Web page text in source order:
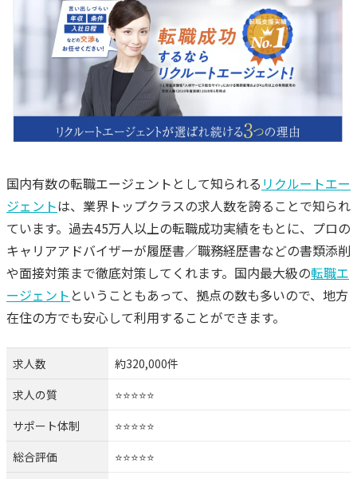
国内有数の転職エージェントとして知られる リクルートエー
ジェントは、業界トップクラスの求人数を誇ることで知られ
ています。過去45万人以上の転職成功実績をもとに、プロの
キャリアアドバイザーが履歴書／職務経歴書などの書類添削
や面接対策まで徹底対策してくれます。国内最大級の転職エ
ージェント ということもあって、拠点の数も多いので、地方
在住の方でも安心して利用することができます。
求人数
約320,000件
求人の質
⭐️⭐️⭐️⭐️⭐️
サポート体制
⭐️⭐️⭐️⭐️⭐️
総合評価
⭐️⭐️⭐️⭐️⭐️